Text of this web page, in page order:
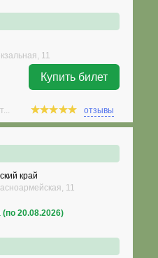
11
Купить билет
отзывы
край
11
20.08.2026)